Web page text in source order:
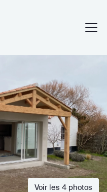
Voir les 4 photos